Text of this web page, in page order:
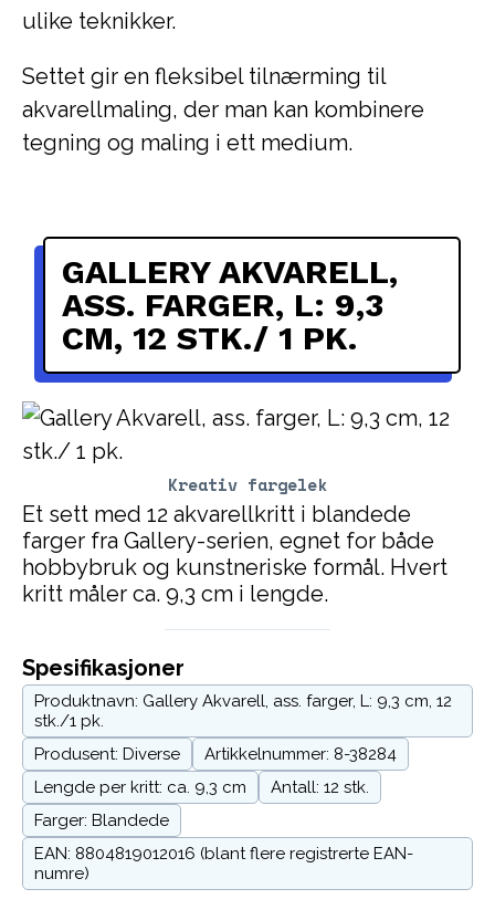
ulike teknikker.
Settet gir en fleksibel tilnærming til
akvarellmaling, der man kan kombinere
tegning og maling i ett medium.
Kreativ fargelek
GALLERY AKVARELL,
ASS. FARGER, L: 9,3
CM, 12 STK./ 1 PK.
Et sett med 12 akvarellkritt i blandede
farger fra Gallery-serien, egnet for både
hobbybruk og kunstneriske formål. Hvert
kritt måler ca. 9,3 cm i lengde.
Spesifikasjoner
Produktnavn: Gallery Akvarell, ass. farger, L: 9,3 cm, 12
stk./1 pk.
Produsent: Diverse
Artikkelnummer: 8-38284
Lengde per kritt: ca. 9,3 cm
Antall: 12 stk.
Farger: Blandede
EAN: 8804819012016 (blant flere registrerte EAN-
numre)